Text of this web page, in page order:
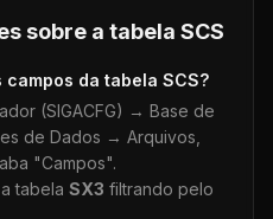
sobre a tabela SCS
campos da tabela SCS?
(SIGACFG) → Base de
de Dados → Arquivos,
"Campos".
tabela SX3 filtrando pelo